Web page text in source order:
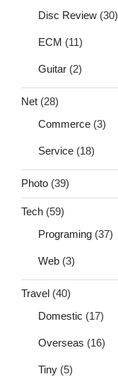
Disc Review (30)
ECM (11)
Guitar (2)
Net (28)
Commerce (3)
Service (18)
Photo (39)
Tech (59)
Programing (37)
Web (3)
Travel (40)
Domestic (17)
Overseas (16)
Tiny (5)